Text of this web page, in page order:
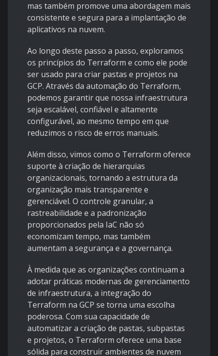
mas também promove uma abordagem mais
consistente e segura para a implantação de
aplicativos na nuvem.
Ao longo deste passo a passo, exploramos
os princípios do Terraform e como ele pode
ser usado para criar pastas e projetos na
GCP. Através da automação do Terraform,
podemos garantir que nossa infraestrutura
seja escalável, confiável e altamente
configurável, ao mesmo tempo em que
reduzimos o risco de erros manuais.
Além disso, vimos como o Terraform oferece
suporte à criação de hierarquias
organizacionais, tornando a estrutura da
organização mais transparente e
gerenciável. O controle granular, a
rastreabilidade e a padronização
proporcionados pela IaC não só
economizam tempo, mas também
aumentam a segurança e a governança.
À medida que as organizações continuam a
adotar práticas modernas de gerenciamento
de infraestrutura, a integração do
Terraform na GCP se torna uma escolha
poderosa. Com sua capacidade de
automatizar a criação de pastas, subpastas
e projetos, o Terraform oferece uma base
sólida para construir ambientes de nuvem